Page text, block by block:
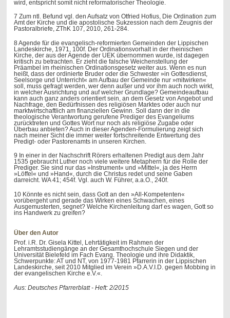
wird, entspricht somit nicht reformatorischer Theologie.
7 Zum ntl. Befund vgl. den Aufsatz von Otfried Hofius, Die Ordination zum
Amt der Kirche und die apostolische Sukzession nach dem Zeugnis der
Pastoralbriefe, ZThK 107, 2010, 261-284.
8 Agende für die evangelisch-reformierten Gemeinden der Lippischen
Landeskirche, 1971, 100f. Der Ordinationsvorhalt in der rheinischen
Kirche, der aus der Agende der UEK übernommen wurde, ist dagegen
kritisch zu betrachten. Er zieht die falsche Weichenstellung der
Präambel im rheinischen Ordinationsgesetz weiter aus. Wenn es nun
heißt, dass der ordinierte Bruder oder die Schwester »in Gottesdienst,
Seelsorge und Unterricht« am Aufbau der Gemeinde nur »mitwirken«
soll, muss gefragt werden, wer denn außer und vor ihm auch noch wirkt,
in welcher Ausrichtung und auf welcher Grundlage? Gemeindeaufbau
kann auch ganz anders orientiert sein, an dem Gesetz von Angebot und
Nachfrage, den Bedürfnissen des religiösen Marktes oder auch nur
marktwirtschaftlich am finanziellen Gewinn. Soll dann der in die
theologische Verantwortung gerufene Prediger des Evangeliums
zurücktreten und Gottes Wort nur noch als religiöse Zugabe oder
Überbau anbieten? Auch in dieser Agenden-Formulierung zeigt sich
nach meiner Sicht die immer weiter fortschreitende Entwertung des
Predigt- oder Pastorenamts in unseren Kirchen.
9 In einer in der Nachschrift Rörers erhaltenen Predigt aus dem Jahr
1535 gebraucht Luther noch viele weitere Metaphern für die Rolle der
Prediger. Sie sind nur das »Instrument« und »Mittel«, ja des Herrn
»Löffel« und »Hand«, durch die Christus redet und seine Gaben
darreicht. WA 41; 454f. Vgl. auch W. Führer, a.a.O., 240f.
10 Könnte es nicht sein, dass Gott an den »All-Kompetenten«
vorübergeht und gerade das Wirken eines Schwachen, eines
Ausgemusterten, segnet? Welche Kirchenleitung darf es wagen, Gott so
ins Handwerk zu greifen?
Über den Autor
Prof. i.R. Dr. Gisela Kittel, Lehrtätigkeit im Rahmen der
Lehramtsstudiengänge an der Gesamthochschule Siegen und der
Universität Bielefeld im Fach Evang. Theologie und ihre Didaktik,
Schwerpunkte: AT und NT, von 1977-1981 Pfarrerin in der Lippischen
Landeskirche, seit 2010 Mitglied im Verein »D.A.V.I.D. gegen Mobbing in
der evangelischen Kirche e.V.«.
Aus: Deutsches Pfarrerblatt - Heft: 2/2015